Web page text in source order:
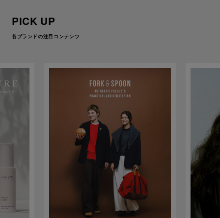
PICK UP
各ブランドの注目コンテンツ